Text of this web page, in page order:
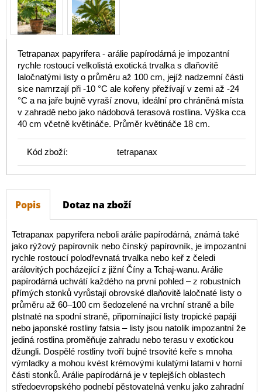
Tetrapanax papyrifera - arálie papírodárná je impozantní
rychle rostoucí velkolistá exotická trvalka s dlaňovitě
laločnatými listy o průměru až 100 cm, jejíž nadzemní části
sice namrzají při -10 °C ale kořeny přežívají v zemi až -24
°C a na jaře bujně vyraší znovu, ideální pro chráněná místa
v zahradě nebo jako nádobová terasová rostlina. Výška cca
40 cm včetně květináče. Průměr květináče 18 cm.
Kód zboží: tetrapanax
Popis Dotaz na zboží
Tetrapanax papyrifera neboli arálie papírodárná, známá také
jako rýžový papírovník nebo čínský papírovník, je impozantní
rychle rostoucí polodřevnatá trvalka nebo keř z čeledi
arálovitých pocházející z jižní Číny a Tchaj-wanu. Arálie
papírodárná uchvátí každého na první pohled – z robustních
přímých stonků vyrůstají obrovské dlaňovitě laločnaté listy o
průměru až 60–100 cm šedozelené na vrchní straně a bíle
plstnaté na spodní straně, připomínající listy tropické papáji
nebo japonské rostliny fatsia – listy jsou natolik impozantní že
jediná rostlina proměňuje zahradu nebo terasu v exotickou
džungli. Dospělé rostliny tvoří bujné trsovité keře s mnoha
výmladky a mohou kvést krémovými kulatými latami v horní
části stonků. Arálie papírodárná je v teplejších oblastech
středoevropského podnebí pěstovatelná venku jako zahradní